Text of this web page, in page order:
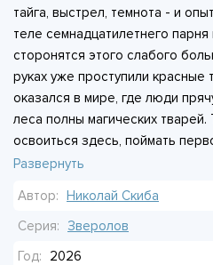
тайга, выстрел, темнота - и
теле семнадцатилетнего
сторонятся этого слабого
руках уже проступили красные
оказался в мире, где люди
леса полны магических
освоиться здесь, поймать
помочь новой семье. Свое
просто нужно уметь читать. Это
Развернуть
Автор: Николай Скиба
Серия:
Зверолов
Год:
2026